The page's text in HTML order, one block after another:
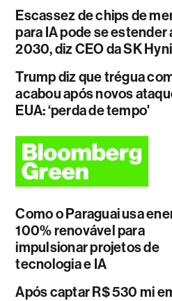
Escassez de chips de
para IA pode se estender
2030, diz CEO da SK
Trump diz que trégua
acabou após novos
EUA: ‘perda de tempo'
Como o Paraguai usa
100% renovável para
impulsionar projetos de
tecnologia e IA
Após captar R$ 530 mi